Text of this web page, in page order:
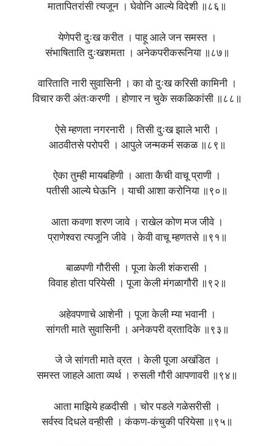
मातापितरांसी त्यजून । घेवोनि आल्ये विदेशी ॥८६॥
येणेपरी दुःख करीत । पाहू आले जन समस्त ।
संभाषिताति दुःखशमता । अनेकपरीकरूनिया ॥८७॥
वारिताति नारी सुवासिनी । का वो दुःख करिसी कामिनी ।
विचार करी अंतःकरणी । होणार न चुके सकळिकांसी ॥८८॥
ऐसे म्हणता नगरनारी । तिसी दुःख झाले भारी ।
आठवीतसे परोपरी । आपुले जन्मकर्म सकळ ॥८९॥
ऐका तुम्ही मायबहिणी । आता कैची वाचू प्राणी ।
पतीसी आल्ये घेऊनि । याची आशा करोनिया ॥९०॥
आता कवणा शरण जावे । राखेल कोण मज जीवे ।
प्राणेश्वरा त्यजूनि जीवे । केवी वाचू म्हणतसे ॥९१॥
बाळपणी गौरीसी । पूजा केली शंकरासी ।
विवाह होता परियेसी । पूजा केली मंगळागौरी ॥९२॥
अहेवपणाचे आशेनी । पूजा केली म्या भवानी ।
सांगती माते सुवासिनी । अनेकपरी व्रतादिके ॥९३॥
जे जे सांगती माते व्रत । केली पूजा अखंडित ।
समस्त जाहले आता व्यर्थ । रुसली गौरी आपणावरी ॥९४॥
आता माझिये हळदीसी । चोर पडले गळेसरीसी ।
सर्वस्व दिधले वन्हीसी । कंकण-कंचुकी परियेसा ॥९५॥